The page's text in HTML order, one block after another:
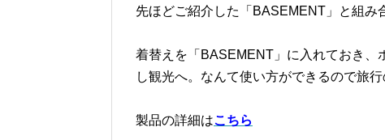
先ほどご紹介した「BASEMENT」と組み
着替えを「BASEMENT」に入れておき、
し観光へ。なんて使い方ができるので旅行
製品の詳細はこちら